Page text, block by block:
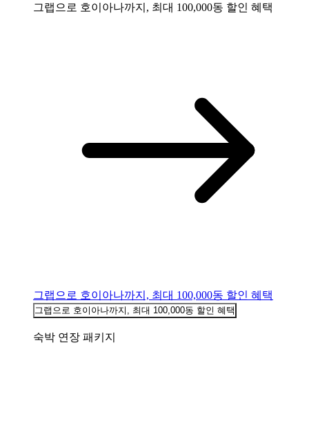
그랩으로 호이아나까지, 최대 100,000동 할인 혜택
그랩으로 호이아나까지, 최대 100,000동 할인 혜택
그랩으로 호이아나까지, 최대 100,000동 할인 혜택
숙박 연장 패키지